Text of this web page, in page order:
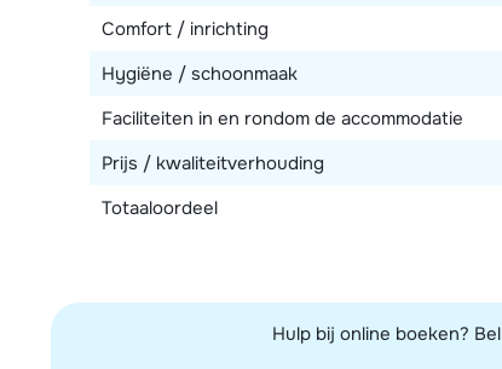
Comfort / inrichting
Hygiëne / schoonmaak
Faciliteiten in en rondom de accommodatie
Prijs / kwaliteitverhouding
Totaaloordeel
Hulp bij online boeken? Bel